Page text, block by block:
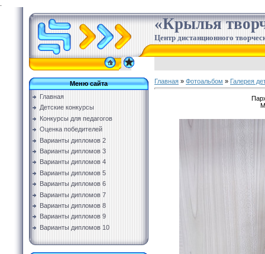
«Крылья
Центр дистанционного
Меню сайта
Главная
Детские конкурсы
Конкурсы для педагогов
Оценка победителей
Варианты дипломов 2
Варианты дипломов 3
Варианты дипломов 4
Варианты дипломов 5
Варианты дипломов 6
Варианты дипломов 7
Варианты дипломов 8
Варианты дипломов 9
Варианты дипломов 10
Главная » Фотоальбом » Галерея